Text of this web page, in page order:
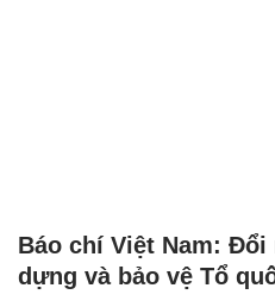
Báo chí Việt Nam:
dựng và bảo vệ Tổ